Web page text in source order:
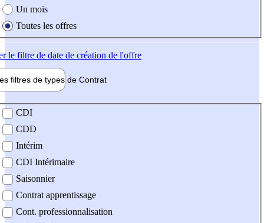
Un mois
Toutes les offres
le filtre de date de création de l'offre
filtres de types de Contrat
contrat
CDI
CDD
Intérim
CDI Intérimaire
Saisonnier
Contrat apprentissage
Cont. professionnalisation